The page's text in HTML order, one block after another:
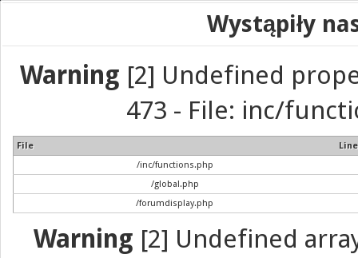
Wystąpiły
Warning [2] Undefined
473 - File: inc/
File
Line
/inc/functions.php
/global.php
/forumdisplay.php
Warning [2] Undefined